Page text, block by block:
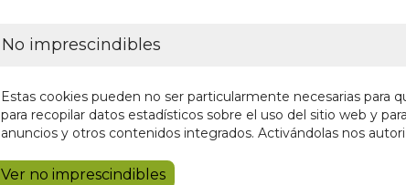
No imprescindibles
Estas cookies pueden no ser particularmente necesarias para
para recopilar datos estadísticos sobre el uso del sitio web y
anuncios y otros contenidos integrados. Activándolas nos
Ver no imprescindibles